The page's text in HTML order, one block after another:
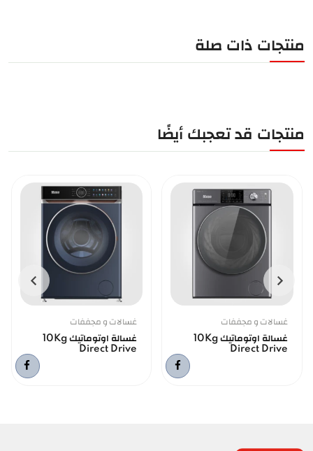
منتجات ذات صلة
منتجات قد تعجبك أيضًا
غسالات و مجففات
غسالة اوتوماتيك 10Kg
Direct Drive
غسالات و مجففات
غسالة اوتوماتيك 10Kg
Direct Drive